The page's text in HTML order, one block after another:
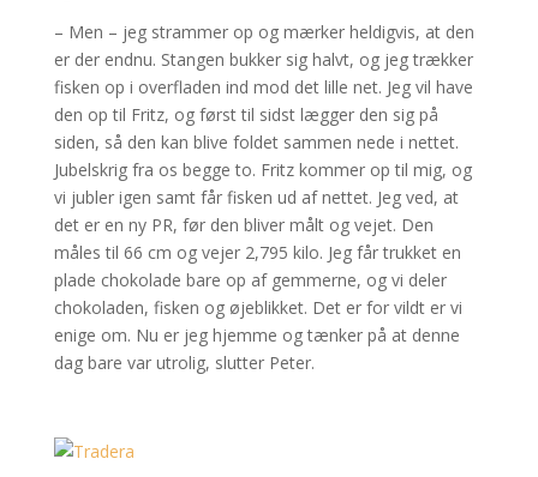
– Men – jeg strammer op og mærker heldigvis, at den
er der endnu. Stangen bukker sig halvt, og jeg trækker
fisken op i overfladen ind mod det lille net. Jeg vil have
den op til Fritz, og først til sidst lægger den sig på
siden, så den kan blive foldet sammen nede i nettet.
Jubelskrig fra os begge to. Fritz kommer op til mig, og
vi jubler igen samt får fisken ud af nettet. Jeg ved, at
det er en ny PR, før den bliver målt og vejet. Den
måles til 66 cm og vejer 2,795 kilo. Jeg får trukket en
plade chokolade bare op af gemmerne, og vi deler
chokoladen, fisken og øjeblikket. Det er for vildt er vi
enige om. Nu er jeg hjemme og tænker på at denne
dag bare var utrolig, slutter Peter.